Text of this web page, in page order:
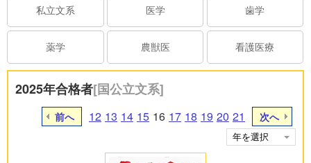
私立文系 医学 歯学
薬学 農獣医 看護医療
2025年合格者[国公立文系]
前へ 12 13 14 15 16 17 18 19 20 21 次へ